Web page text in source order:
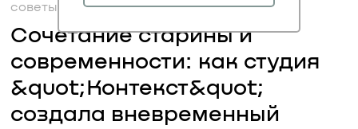
советы 30.08
Сочетание старины и
современности: как студия
&quot;Контекст&quot;
создала вневременный